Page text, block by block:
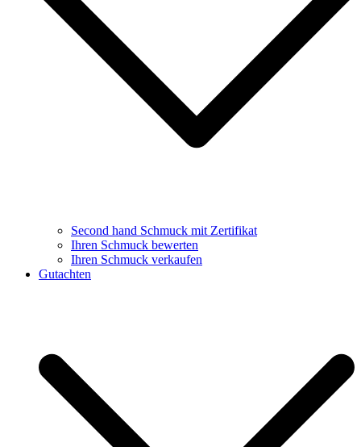
Second hand Schmuck mit Zertifikat
Ihren Schmuck bewerten
Ihren Schmuck verkaufen
Gutachten